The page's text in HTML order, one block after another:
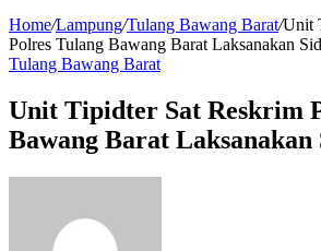
Home/Lampung/Tulang Bawang Barat/Unit
Polres Tulang Bawang Barat Laksanakan
Tulang Bawang Barat
Unit Tipidter Sat Reskrim
Bawang Barat Laksanakan